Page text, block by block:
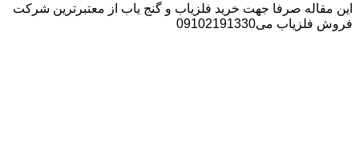
این مقاله صرفا جهت خرید فلزیاب و گنج یاب از معتبرترین شرکت
فروش فلزیاب می09102191330